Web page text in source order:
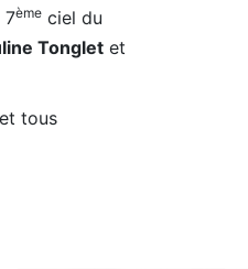
7ème ciel du
Tonglet et
tous